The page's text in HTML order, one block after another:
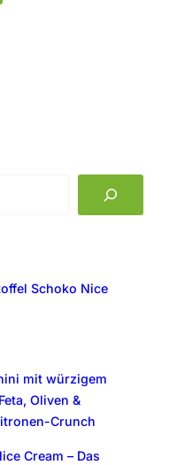
Schoko Nice
mit würzigem
Oliven &
Crunch
Cream – Das